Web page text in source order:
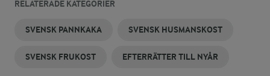
RELATERADE KATEGORIER
SVENSK PANNKAKA SVENSK HUSMANSKOST
SVENSK FRUKOST EFTERRÄTTER TILL NYÅR